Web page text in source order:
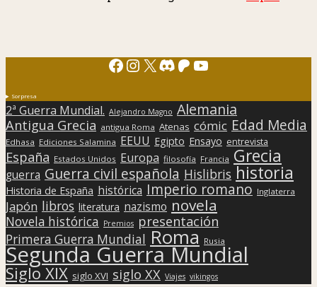
Facebook
Instagram
X Discord
Patreon
YouTube
Sorpresa
2ª Guerra Mundial. Alejandro Magno Alemania
Antigua Grecia antigua Roma Atenas cómic Edad Media
Edhasa Ediciones Salamina EEUU Egipto Ensayo entrevista
España Estados Unidos Europa filosofía Francia Grecia
guerra Guerra civil española Hislibris historia
Historia de España histórica Imperio romano Inglaterra
Japón libros literatura nazismo novela
Novela histórica Premios presentación
Primera Guerra Mundial Roma Rusia
Segunda Guerra Mundial
Siglo XIX siglo XVI siglo XX Viajes vikingos